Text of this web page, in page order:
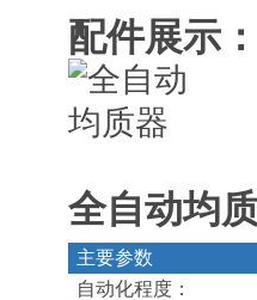
配件展示
全自动均
主要参数
自动化程度：